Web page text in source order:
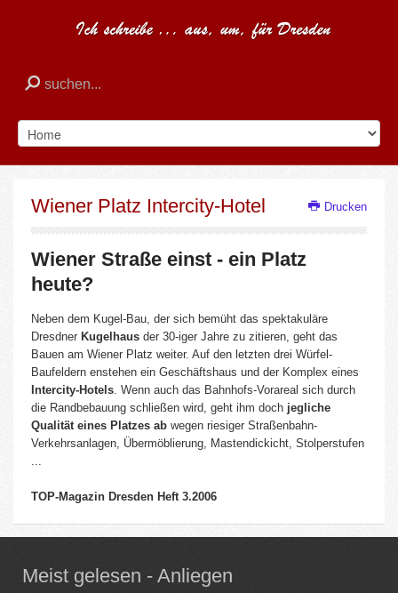
Drucken
Wiener Platz Intercity-Hotel
Wiener Straße einst - ein Platz
heute?
Neben dem Kugel-Bau, der sich bemüht das spektakuläre
Dresdner Kugelhaus der 30-iger Jahre zu zitieren, geht das
Bauen am Wiener Platz weiter. Auf den letzten drei Würfel-
Baufeldern enstehen ein Geschäftshaus und der Komplex eines
Intercity-Hotels . Wenn auch das Bahnhofs-Vorareal sich durch
die Randbebauung schließen wird, geht ihm doch jegliche
Qualität eines Platzes ab wegen riesiger Straßenbahn-
Verkehrsanlagen, Übermöblierung, Mastendickicht, Stolperstufen
TOP-Magazin Dresden Heft 3.2006
Meist gelesen - Anliegen